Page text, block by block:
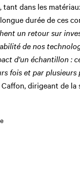
, tant dans les
durée de ces
un retour sur
de nos
d’un échantillon :
fois et par plusieurs
dirigeant de la